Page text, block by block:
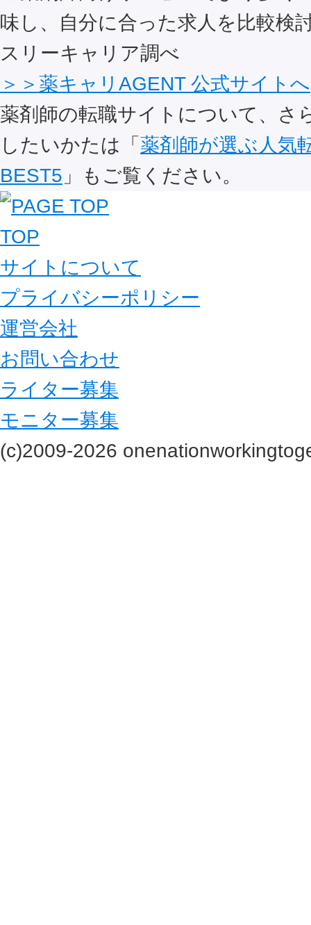
味し、自分に合った求人を比較検
スリーキャリア調べ
＞＞薬キャリAGENT 公式サイトへ
薬剤師の転職サイトについて、さ
したいかたは「 薬剤師が選ぶ人気
BEST5 」もご覧ください。
TOP
サイトについて
プライバシーポリシー
運営会社
お問い合わせ
ライター募集
モニター募集
(c)2009-2026